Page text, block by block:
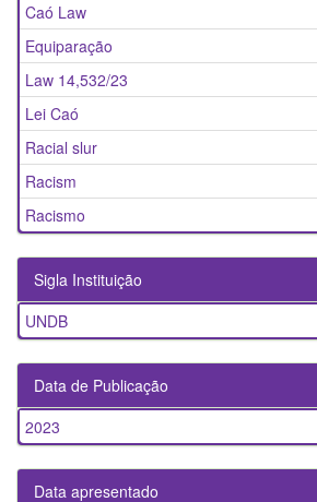
Caó Law
Equiparação
Law 14,532/23
Lei Caó
Racial slur
Racism
Racismo
Sigla Instituição
UNDB
Data de Publicação
2023
Data apresentado